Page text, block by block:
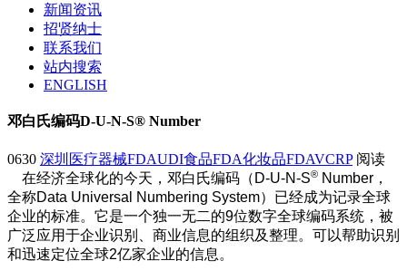
新闻资讯
招贤纳士
联系我们
站内搜索
ENGLISH
邓白氏编码D-U-N-S® Number
0630 深圳医疗器械FDAUDI食品FDA化妆品FDAVCRP 阅读
在经济全球化的今天，邓白氏编码（D-U-N-S® Number，
全称Data Universal Numbering System）已经成为记录全球
企业的标准。它是一个独一无二的9位数字全球编码系统，被
广泛应用于企业识别、商业信息的组织及整理。可以帮助识别
和迅速定位全球2亿家企业的信息。